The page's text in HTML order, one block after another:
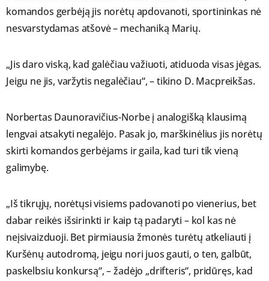
komandos gerbėją jis norėtų apdovanoti, sportininkas nė
nesvarstydamas atšovė – mechaniką Marių.
„Jis daro viską, kad galėčiau važiuoti, atiduoda visas jėgas.
Jeigu ne jis, varžytis negalėčiau“, – tikino D. Macpreikšas.
Norbertas Daunoravičius-Norbe į analogišką klausimą
lengvai atsakyti negalėjo. Pasak jo, marškinėlius jis norėtų
skirti komandos gerbėjams ir gaila, kad turi tik vieną
galimybę.
„Iš tikrųjų, norėtųsi visiems padovanoti po vienerius, bet
dabar reikės išsirinkti ir kaip tą padaryti – kol kas nė
neįsivaizduoji. Bet pirmiausia žmonės turėtų atkeliauti į
Kuršėnų autodromą, jeigu nori juos gauti, o ten, galbūt,
paskelbsiu konkursą“, – žadėjo „drifteris“, pridūręs, kad